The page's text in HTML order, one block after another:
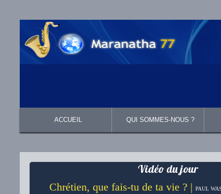
ACCUEIL QUI SOMMES-NOUS ?
Vidéo du jour
Chrétien, que fais-tu de ta vie ? | PAUL